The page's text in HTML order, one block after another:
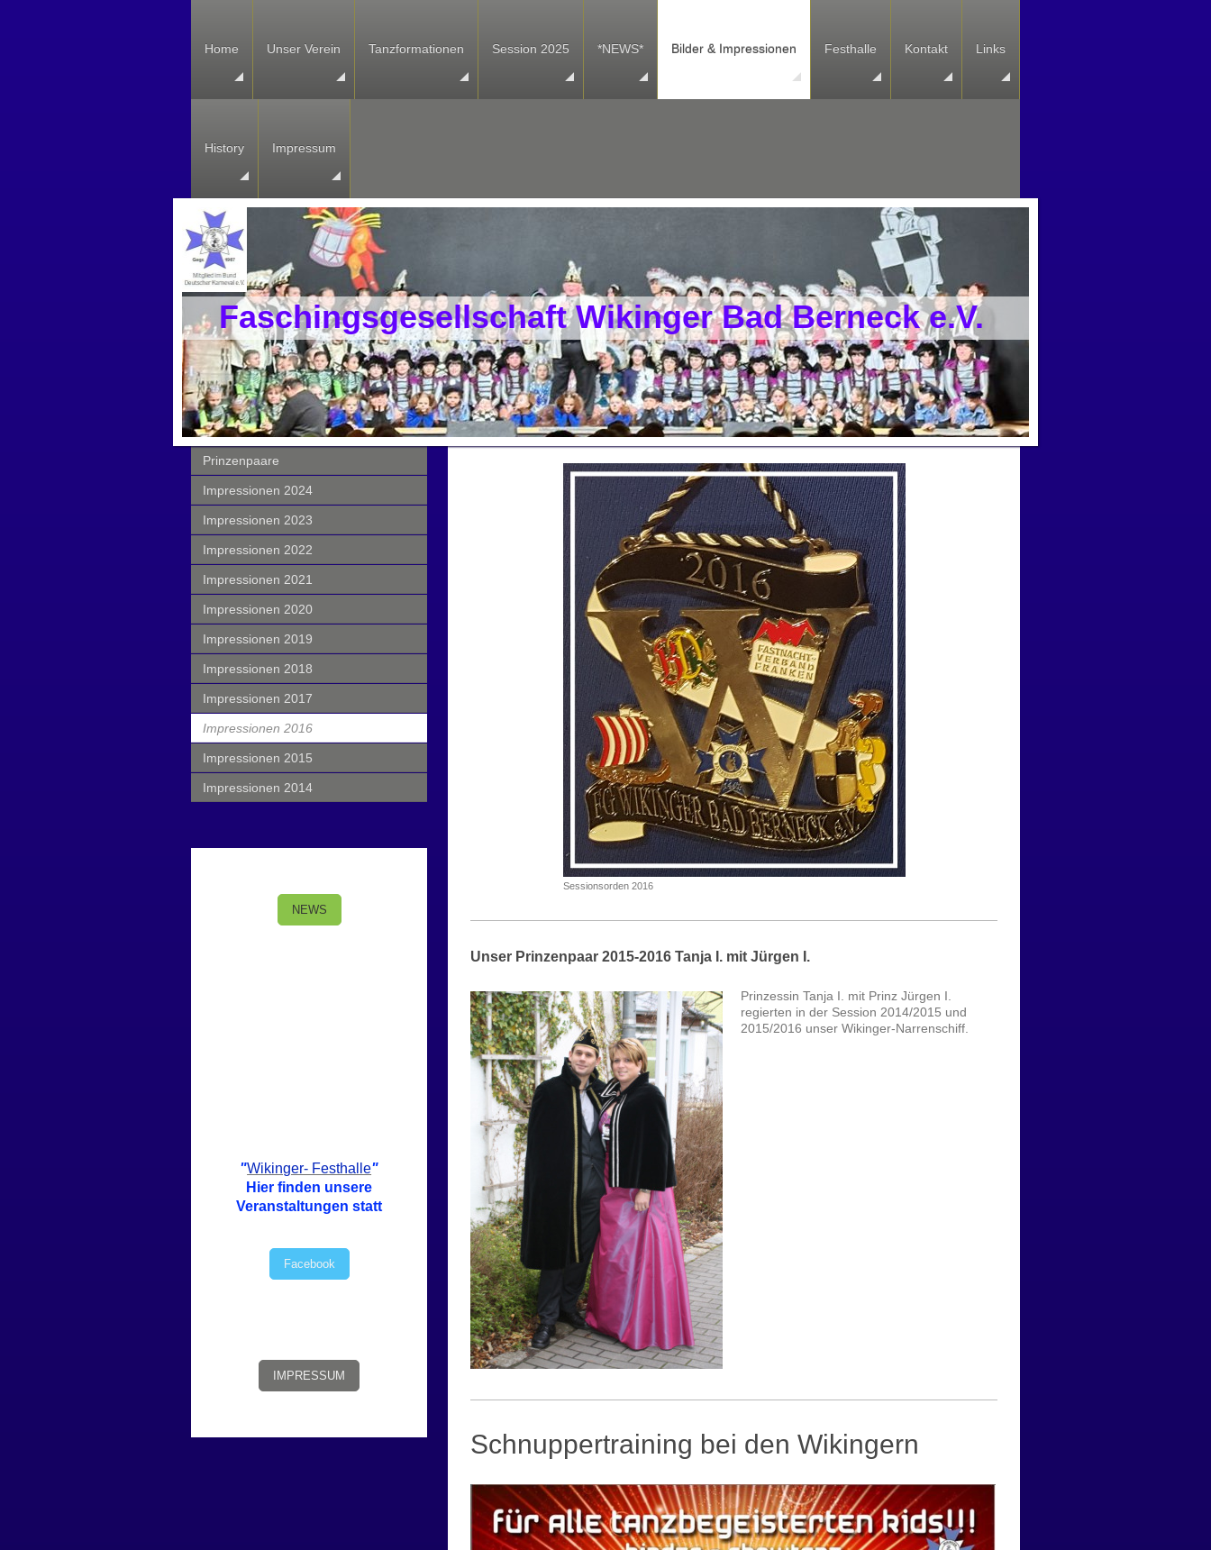
Home Unser Verein Tanzformationen Session 2025 *NEWS* Bilder & Impressionen Festhalle Kontakt Links
History Impressum
Faschingsgesellschaft Wikinger Bad Berneck e.V.
Sessionsorden 2016
Unser Prinzenpaar 2015-2016 Tanja I. mit Jürgen I.
Prinzessin Tanja I. mit Prinz Jürgen I.
regierten in der Session 2014/2015 und
2015/2016 unser Wikinger-Narrenschiff.
Schnuppertraining bei den Wikingern
Prinzenpaare
Impressionen 2024
Impressionen 2023
Impressionen 2022
Impressionen 2021
Impressionen 2020
Impressionen 2019
Impressionen 2018
Impressionen 2017
Impressionen 2016
Impressionen 2015
Impressionen 2014
NEWS
"Wikinger- Festhalle"
Hier finden unsere
Veranstaltungen statt
Facebook
IMPRESSUM